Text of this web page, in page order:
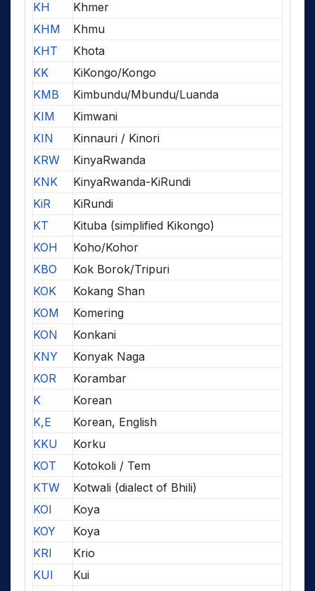
KH
Khmer
KHM
Khmu
KHT
Khota
KK
KiKongo/Kongo
KMB
Kimbundu/Mbundu/Luanda
KIM
Kimwani
KIN
Kinnauri / Kinori
KRW
KinyaRwanda
KNK
KinyaRwanda-KiRundi
KiR
KiRundi
KT
Kituba (simplified Kikongo)
KOH
Koho/Kohor
KBO
Kok Borok/Tripuri
KOK
Kokang Shan
KOM
Komering
KON
Konkani
KNY
Konyak Naga
KOR
Korambar
K
Korean
K,E
Korean, English
KKU
Korku
KOT
Kotokoli / Tem
KTW
Kotwali (dialect of Bhili)
KOI
Koya
KOY
Koya
KRI
Krio
KUI
Kui